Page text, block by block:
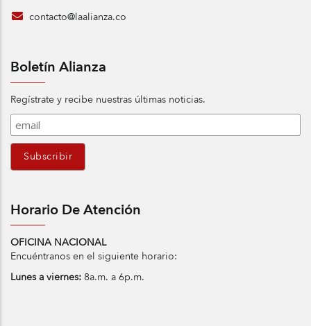
contacto@laalianza.co
Boletín Alianza
Regístrate y recibe nuestras últimas noticias.
Horario De Atención
OFICINA NACIONAL
Encuéntranos en el siguiente horario:
Lunes a viernes: 8a.m. a 6p.m.